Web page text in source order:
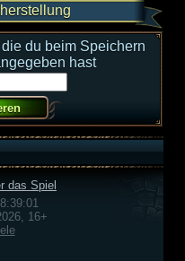
du beim Speichern
hast
das Spiel
16+